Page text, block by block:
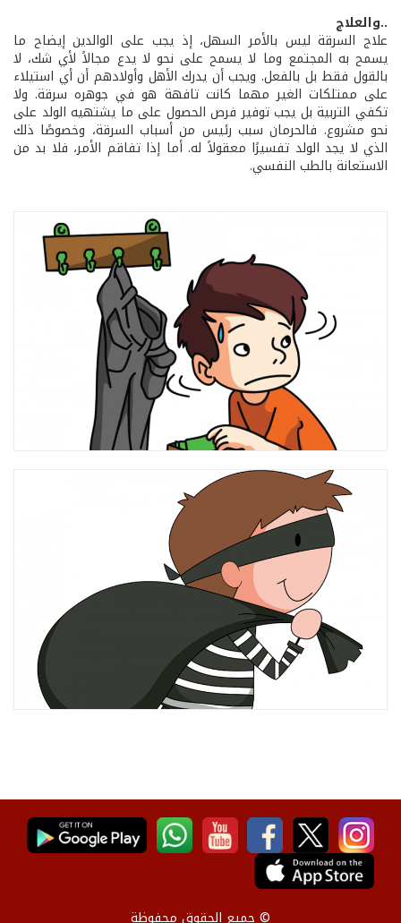
..والعلاج
علاج السرقة ليس بالأمر السهل، إذ يجب على الوالدين إيضاح ما
يسمح به المجتمع وما لا يسمح على نحو لا يدع مجالاً لأي شك، لا
بالقول فقط بل بالفعل. ويجب أن يدرك الأهل وأولادهم أن أي استيلاء
على ممتلكات الغير مهما كانت تافهة هو في جوهره سرقة. ولا
تكفي التربية بل يجب توفير فرص الحصول على ما يشتهيه الولد على
نحو مشروع. فالحرمان سبب رئيس من أسباب السرقة، وخصوصًا ذلك
الذي لا يجد الولد تفسيرًا معقولاً له. أما إذا تفاقم الأمر، فلا بد من
الاستعانة بالطب النفسي.
© جميع الحقوق محفوظة